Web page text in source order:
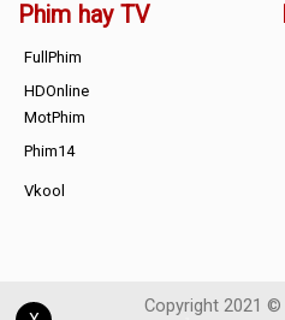
Phim hay TV
FullPhim
HDOnline
MotPhim
Phim14
Vkool
Copyright 2021 ©